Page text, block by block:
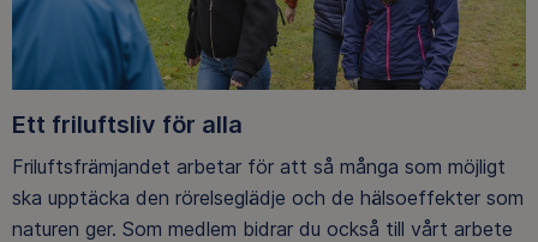
Ett friluftsliv för alla
Friluftsfrämjandet arbetar för att så många som möjligt
ska upptäcka den rörelseglädje och de hälsoeffekter som
naturen ger. Som medlem bidrar du också till vårt arbete